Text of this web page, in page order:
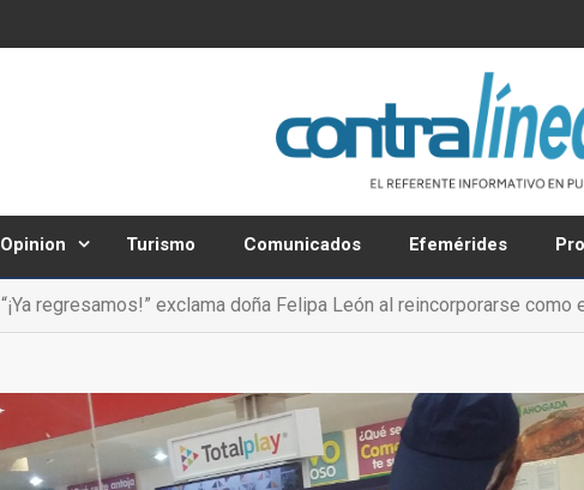
Opinion Turismo Comunicados Efemérides
“¡Ya regresamos!” exclama doña Felipa León al reincorporarse como